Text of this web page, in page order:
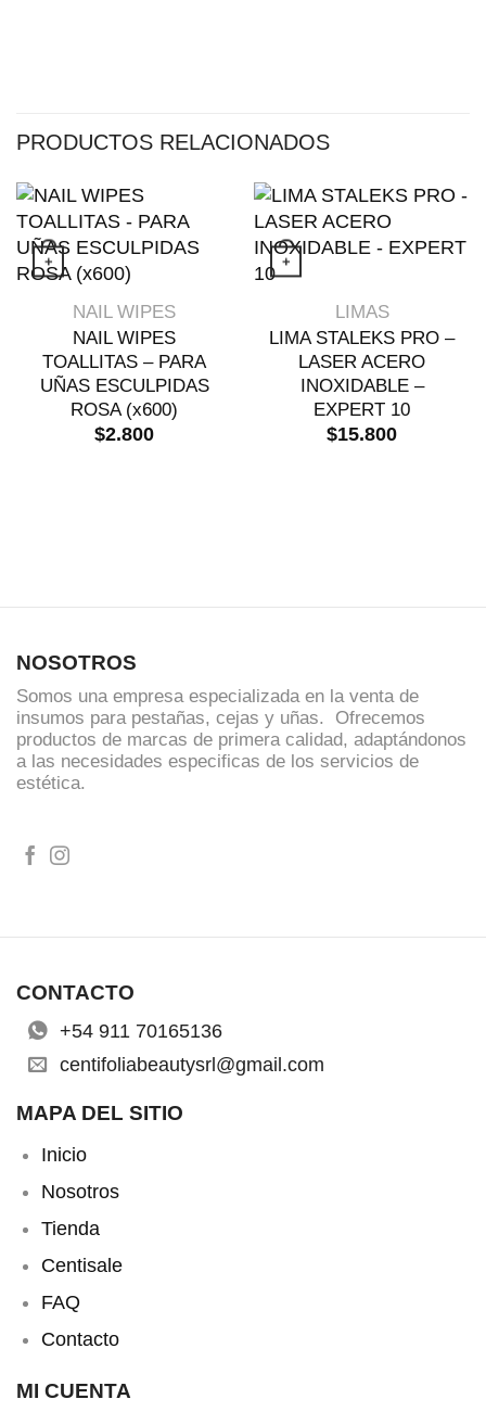
PRODUCTOS RELACIONADOS
+
VISTA RÁPIDA
NAIL WIPES
NAIL WIPES
TOALLITAS – PARA
UÑAS ESCULPIDAS
ROSA (x600)
$2.800
+
VISTA RÁPIDA
LIMAS
LIMA STALEKS PRO –
LASER ACERO
INOXIDABLE –
EXPERT 10
$15.800
NOSOTROS
Somos una empresa especializada en la venta de
insumos para pestañas, cejas y uñas. Ofrecemos
productos de marcas de primera calidad, adaptándonos
a las necesidades especificas de los servicios de
estética.
CONTACTO
+54 911 70165136
centifoliabeautysrl@gmail.com
MAPA DEL SITIO
Inicio
Nosotros
Tienda
Centisale
FAQ
Contacto
MI CUENTA